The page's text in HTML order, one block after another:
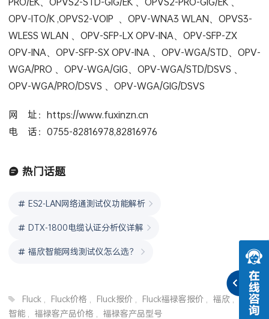
OPV-ITO/K ,OPVS2-VOIP 、OPV-WNA3 WLAN、OPVS3-
WLESS WLAN 、OPV-SFP-LX OPV-INA、OPV-SFP-ZX
OPV-INA、OPV-SFP-SX OPV-INA 、OPV-WGA/STD、OPV-
WGA/PRO 、OPV-WGA/GIG、OPV-WGA/STD/DSVS 、
OPV-WGA/PRO/DSVS 、OPV-WGA/GIG/DSVS
网 址：https://www.fuxinzn.cn
电 话：0755-82816978,82816976
热门话题
ES2-LAN网络通测试仪功能解析
DTX-1800电缆认证分析仪详解
福欣智能网线测试仪怎么选？
Fluck, Fluck价格 , Fluck报价, Fluck福禄客报价, 福欣 ,
福欣
智能, 福禄客产品价格 , 福禄客产品型号